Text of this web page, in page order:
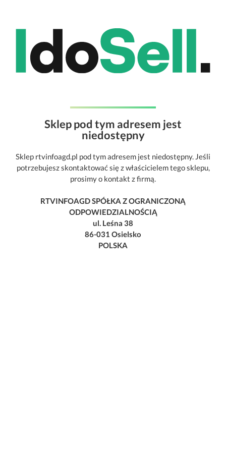
Sklep pod tym adresem jest
niedostępny
Sklep rtvinfoagd.pl pod tym adresem jest niedostępny. Jeśli
potrzebujesz skontaktować się z właścicielem tego sklepu,
prosimy o kontakt z firmą.
RTVINFOAGD SPÓŁKA Z OGRANICZONĄ
ODPOWIEDZIALNOŚCIĄ
ul. Leśna 38
86-031 Osielsko
POLSKA